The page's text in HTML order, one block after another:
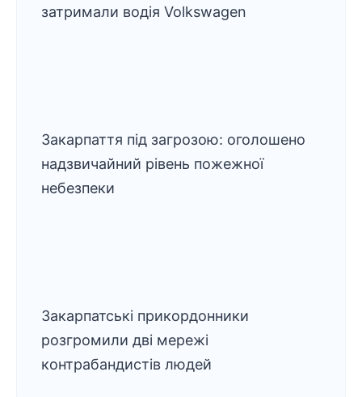
затримали водія Volkswagen
Закарпаття під загрозою: оголошено
надзвичайний рівень пожежної
небезпеки
Закарпатські прикордонники
розгромили дві мережі
контрабандистів людей